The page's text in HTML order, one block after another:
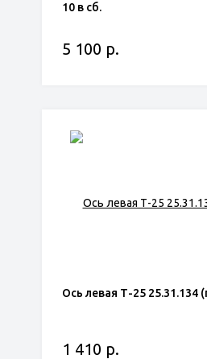
10 в сб.
5 100 р.
Ось левая Т-25 25.31.134
1 410 р.